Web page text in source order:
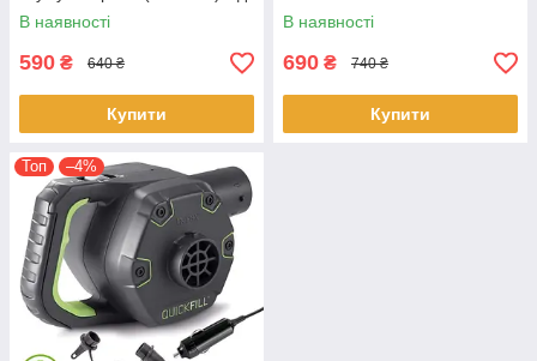
USB 5V + LED ліхтар
В наявності
590 ₴ 640 ₴
Купити
В наявності
690 ₴ 740 ₴
Купити
Топ –4%